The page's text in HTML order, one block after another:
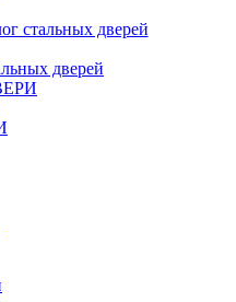
стальных дверей
дверей